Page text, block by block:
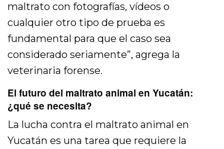
maltrato con fotografías, vídeos o
cualquier otro tipo de prueba es
fundamental para que el caso sea
considerado seriamente”, agrega la
veterinaria forense.
El futuro del maltrato animal en Yucatán:
¿qué se necesita?
La lucha contra el maltrato animal en
Yucatán es una tarea que requiere la